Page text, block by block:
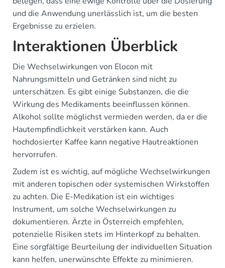
und die Anwendung unerlässlich ist, um die besten
Ergebnisse zu erzielen.
Interaktionen Überblick
Die Wechselwirkungen von Elocon mit
Nahrungsmitteln und Getränken sind nicht zu
unterschätzen. Es gibt einige Substanzen, die die
Wirkung des Medikaments beeinflussen können.
Alkohol sollte möglichst vermieden werden, da er die
Hautempfindlichkeit verstärken kann. Auch
hochdosierter Kaffee kann negative Hautreaktionen
hervorrufen.
Zudem ist es wichtig, auf mögliche Wechselwirkungen
mit anderen topischen oder systemischen Wirkstoffen
zu achten. Die E-Medikation ist ein wichtiges
Instrument, um solche Wechselwirkungen zu
dokumentieren. Ärzte in Österreich empfehlen,
potenzielle Risiken stets im Hinterkopf zu behalten.
Eine sorgfältige Beurteilung der individuellen Situation
kann helfen, unerwünschte Effekte zu minimieren.